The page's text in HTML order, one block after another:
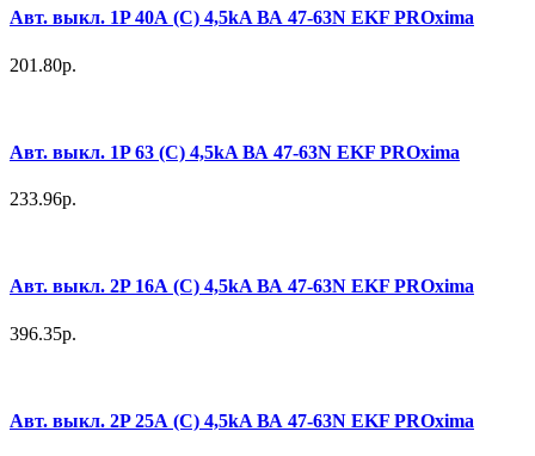
Авт. выкл. 1P 40А (C) 4,5kA ВА 47-63N EKF PROxima
201.80р.
Авт. выкл. 1P 63 (C) 4,5kA ВА 47-63N EKF PROxima
233.96р.
Авт. выкл. 2P 16А (C) 4,5kA ВА 47-63N EKF PROxima
396.35р.
Авт. выкл. 2P 25А (C) 4,5kA ВА 47-63N EKF PROxima